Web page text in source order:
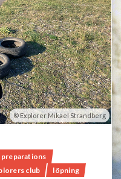
Explorer Mikael Strandberg
club
löpning